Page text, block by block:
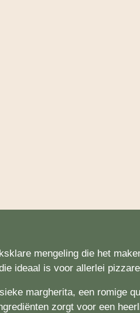
mengeling die het
ideaal is voor allerlei
margherita, een romige
zorgt voor een